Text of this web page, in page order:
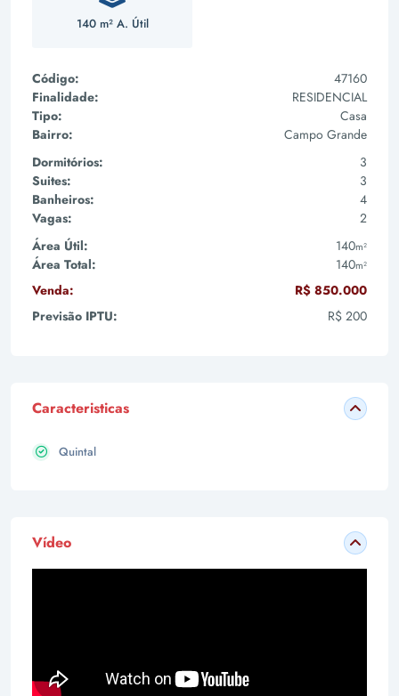
140 m² A. Útil
Código:
47160
Finalidade:
RESIDENCIAL
Tipo:
Casa
Bairro:
Campo Grande
Dormitórios:
3
Suites:
3
Banheiros:
4
Vagas:
2
Área Útil:
140m²
Área Total: 140m²
Venda:
R$ 850.000
Previsão IPTU:
R$ 200
Caracteristicas
Quintal
Vídeo